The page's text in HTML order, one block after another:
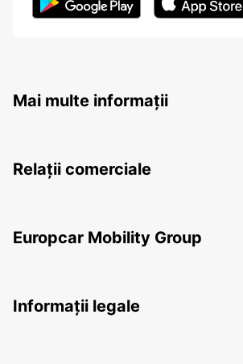
Mai multe informații
Relații comerciale
Europcar Mobility Group
Informații legale